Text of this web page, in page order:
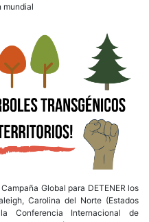
mundial
Global para DETENER los
Carolina del Norte (Estados
Conferencia Internacional de